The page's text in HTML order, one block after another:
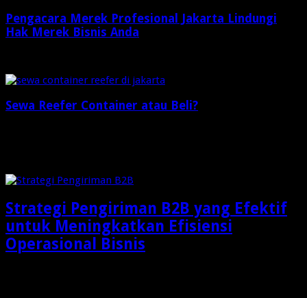
Pengacara Merek Profesional Jakarta Lindungi
Hak Merek Bisnis Anda
Sewa Reefer Container atau Beli?
Strategi Pengiriman B2B yang Efektif
untuk Meningkatkan Efisiensi
Operasional Bisnis